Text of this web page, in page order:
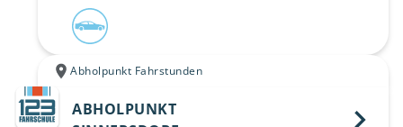
Abholpunkt Fahrstunden
ABHOLPUNKT